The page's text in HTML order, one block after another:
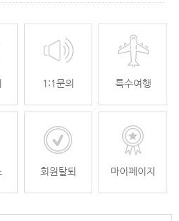
1:1문의 특수여행
회원탈퇴 마이페이지